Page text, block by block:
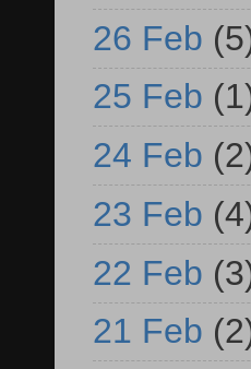
26 Feb
25 Feb
24 Feb
23 Feb
22 Feb
21 Feb